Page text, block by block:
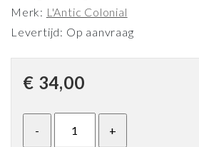
Merk: L'Antic Colonial
Levertijd: Op aanvraag
€ 34,00